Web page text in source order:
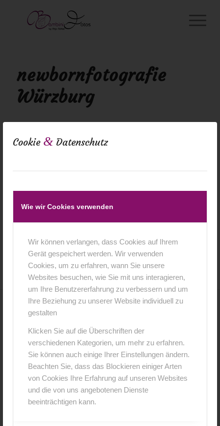
Cookie & Datenschutz
Wie wir Cookies verwenden
Wir können verlangen, dass Cookies auf Ihrem
Gerät gespeichert werden. Wir verwenden
Cookies, um zu erfahren, wann Sie unsere
Websites besuchen, wie Sie mit uns interagieren,
um Ihre Benutzererfahrung zu verbessern und um
Ihre Beziehung zu unserer Website individuell zu
gestalten
Klicken Sie auf die Überschriften der
verschiedenen Kategorien, um mehr zu erfahren.
Sie können auch einige Ihrer Einstellungen ändern.
Beachten Sie, dass das Blockieren einiger Arten
von Cookies Ihre Erfahrung auf unseren Websites
und die von uns angebotenen Dienste
beeinträchtigen kann.
newbornfotografie
Würzburg
0 Kommentare
KOMMENTARE
Hinterlasse einen Kommentar
An der Diskussion beteiligen?
Hinterlasse uns deinen Kommentar!